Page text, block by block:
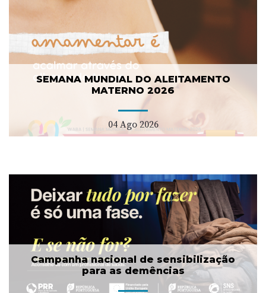
SEMANA MUNDIAL DO ALEITAMENTO
MATERNO 2026
04 Ago 2026
Campanha nacional de sensibilização
para as demências